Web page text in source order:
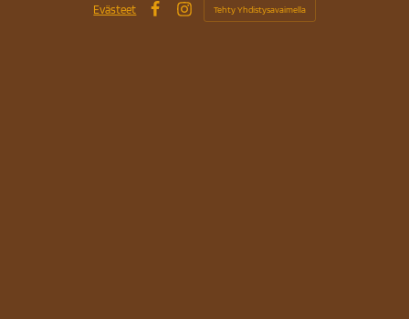
Evästeet
Instagram
Tehty Yhdistysavaimella